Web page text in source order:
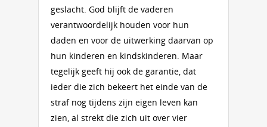
geslacht. God blijft de vaderen
verantwoordelijk houden voor hun
daden en voor de uitwerking daarvan op
hun kinderen en kindskinderen. Maar
tegelijk geeft hij ook de garantie, dat
ieder die zich bekeert het einde van de
straf nog tijdens zijn eigen leven kan
zien, al strekt die zich uit over vier